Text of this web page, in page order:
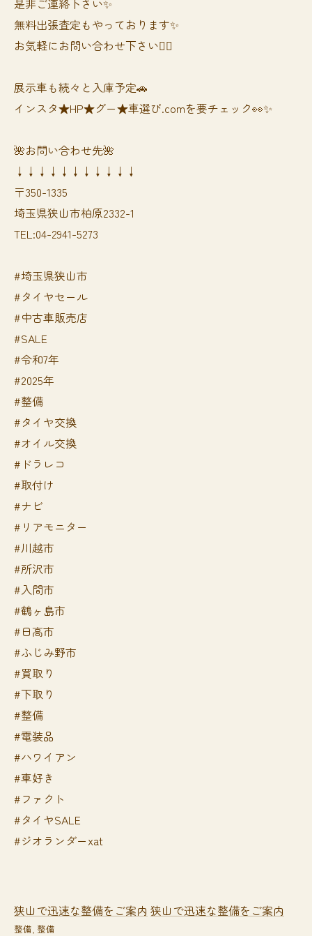
是非ご連絡下さい✨
無料出張査定もやっております✨
お気軽にお問い合わせ下さい🙆‍♀️
展示車も続々と入庫予定🚗
インスタ★HP★グー★車選び.comを要チェック👀✨
🌺お問い合わせ先🌺
↓↓↓↓↓↓↓↓↓↓↓
〒350-1335
埼玉県狭山市柏原2332-1
TEL:04-2941-5273
#埼玉県狭山市
#タイヤセール
#中古車販売店
#SALE
#令和7年
#2025年
#整備
#タイヤ交換
#オイル交換
#ドラレコ
#取付け
#ナビ
#リアモニター
#川越市
#所沢市
#入間市
#鶴ヶ島市
#日高市
#ふじみ野市
#買取り
#下取り
#整備
#電装品
#ハワイアン
#車好き
#ファクト
#タイヤSALE
#ジオランダーxat
狭山で迅速な整備をご案内 狭山で迅速な整備をご案内
整備 整備